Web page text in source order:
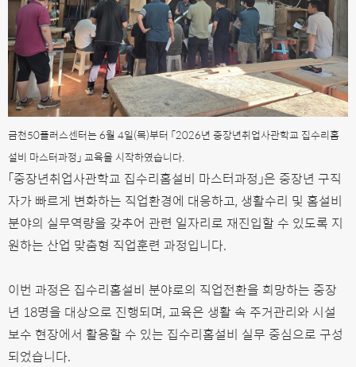
금천50플러스센터는6월 4일(목)부터 「2026년 중장년취업사관학교 집수리홈
설비 마스터과정」 교육을 시작하였습니다.
「중장년취업사관학교 집수리홈설비 마스터과정」은 중장년 구직
자가 빠르게 변화하는 직업환경에 대응하고, 생활수리 및 홈설비
분야의 실무역량을 갖추어 관련 일자리로 재진입할 수 있도록 지
원하는 산업 맞춤형 직업훈련 과정입니다.
이번 과정은 집수리홈설비 분야로의 직업전환을 희망하는 중장
년 18명을 대상으로 진행되며, 교육은 생활 속 주거관리와 시설
보수 현장에서 활용할 수 있는 집수리홈설비 실무 중심으로 구성
되었습니다.